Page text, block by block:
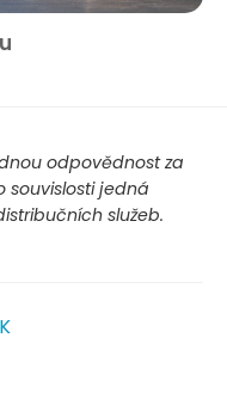
odpovědnost za
souvislosti jedná
služeb.